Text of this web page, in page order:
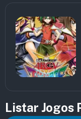
Listar Jogos